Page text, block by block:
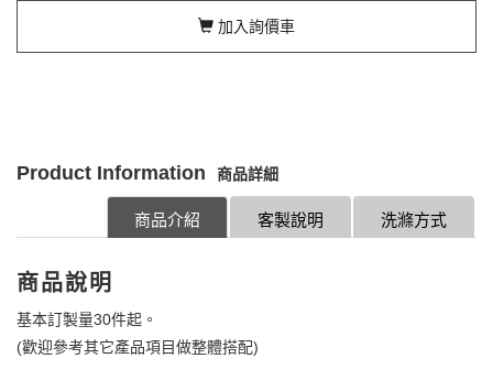
加入詢價車
Product Information 商品詳細
洗滌方式
客製說明
商品介紹
商品說明
基本訂製量30件起。
(歡迎參考其它產品項目做整體搭配)